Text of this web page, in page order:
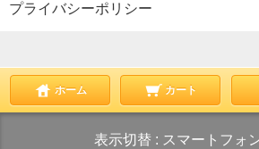
プライバシーポリシー
ホーム カート
表示切替 : スマートフォ